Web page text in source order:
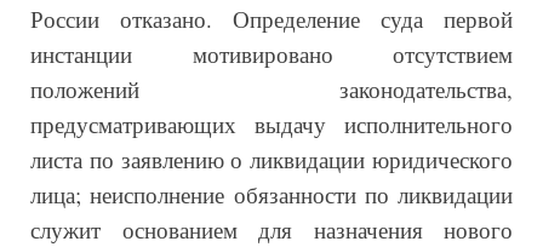
России отказано. Определение суда первой
инстанции мотивировано отсутствием
положений законодательства,
предусматривающих выдачу исполнительного
листа по заявлению о ликвидации юридического
лица; неисполнение обязанности по ликвидации
служит основанием для назначения нового